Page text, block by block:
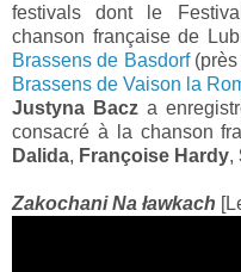
festivals dont le
chanson française de
Brassens de Basdorf(près
Brassens de Vaison la
Justyna Bacz a
consacré à la chanson
Dalida, Françoise Hardy,
Zakochani Na ławkach